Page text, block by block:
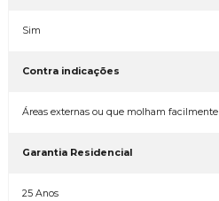
Sim
Contra indicações
Áreas externas ou que molham facilmente
Garantia Residencial
25 Anos